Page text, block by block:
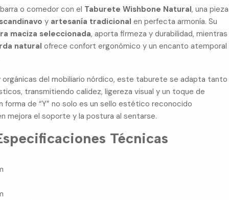
o comedor con el Taburete Wishbone Natural, una pieza
y artesanía tradicional en perfecta armonía. Su
maciza seleccionada, aporta firmeza y durabilidad, mientras
natural ofrece confort ergonómico y un encanto atemporal
orgánicas del mobiliario nórdico, este taburete se adapta tanto
transmitiendo calidez, ligereza visual y un toque de
forma de “Y” no solo es un sello estético reconocido
mejora el soporte y la postura al sentarse.
Técnicas